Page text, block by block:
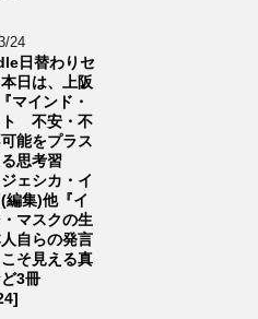
24
日替わりセ
日は、上阪
マインド・
ト 不安・不
能をプラス
思考習
ェシカ・イ
編集)他『イ
マスクの生
自らの発言
そ見える真
3冊